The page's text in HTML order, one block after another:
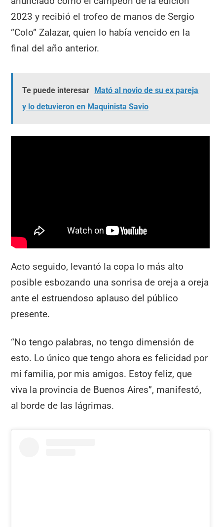
2023 y recibió el trofeo de manos de Sergio
“Colo” Zalazar, quien lo había vencido en la
final del año anterior.
Te puede interesar Mató al novio de su ex pareja
y lo detuvieron en Maquinista Savio
Acto seguido, levantó la copa lo más alto
posible esbozando una sonrisa de oreja a oreja
ante el estruendoso aplauso del público
presente.
“No tengo palabras, no tengo dimensión de
esto. Lo único que tengo ahora es felicidad por
mi familia, por mis amigos. Estoy feliz, que
viva la provincia de Buenos Aires”, manifestó,
al borde de las lágrimas.